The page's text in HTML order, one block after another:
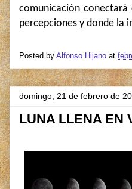
comunicación conectará
percepciones y donde la
Posted by Alfonso Hijano at
domingo, 21 de febrero de
LUNA LLENA EN